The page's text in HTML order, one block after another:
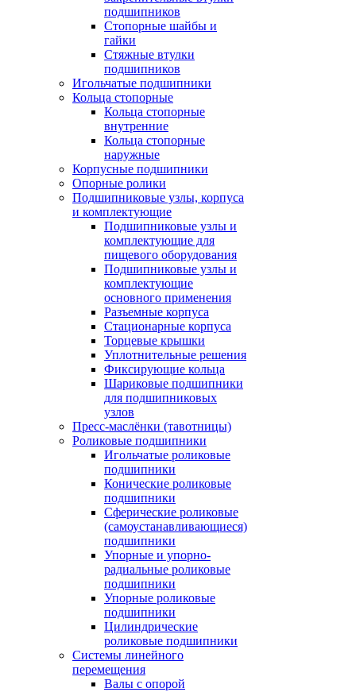
подшипников
Стопорные шайбы и
гайки
Стяжные втулки
подшипников
Игольчатые подшипники
Кольца стопорные
Кольца стопорные
внутренние
Кольца стопорные
наружные
Корпусные подшипники
Опорные ролики
Подшипниковые узлы, корпуса
и комплектующие
Подшипниковые узлы и
комплектующие для
пищевого оборудования
Подшипниковые узлы и
комплектующие
основного применения
Разъемные корпуса
Стационарные корпуса
Торцевые крышки
Уплотнительные решения
Фиксирующие кольца
Шариковые подшипники
для подшипниковых
узлов
Пресс-маслёнки (тавотницы)
Роликовые подшипники
Игольчатые роликовые
подшипники
Конические роликовые
подшипники
Сферические роликовые
(самоустанавливающиеся)
подшипники
Упорные и упорно-
радиальные роликовые
подшипники
Упорные роликовые
подшипники
Цилиндрические
роликовые подшипники
Системы линейного
перемещения
Валы с опорой